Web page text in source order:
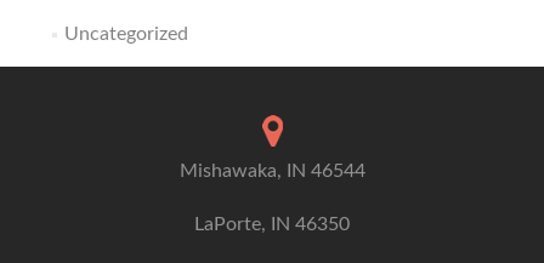
Uncategorized
Mishawaka, IN 46544
LaPorte, IN 46350